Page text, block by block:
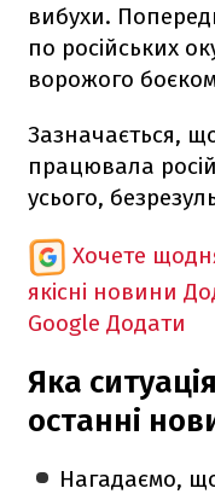
вибухи.
по російських
ворожого
Зазначається,
працювала
усього,
Хочете
якісні новини
Google Додати
Яка
останні
Нагадаємо,